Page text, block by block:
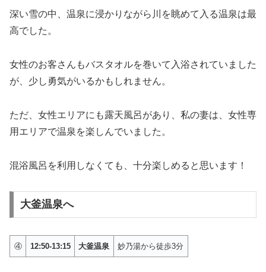
深い雪の中、温泉に浸かりながら川を眺めて入る温泉は最
高でした。
女性のお客さんもバスタオルを巻いて入浴されていました
が、少し勇気がいるかもしれません。
ただ、女性エリアにも露天風呂があり、私の妻は、女性専
用エリアで温泉を楽しんでいました。
混浴風呂を利用しなくても、十分楽しめると思います！
大釜温泉へ
④ 12:50-13:15 大釜温泉 妙乃湯から徒歩3分